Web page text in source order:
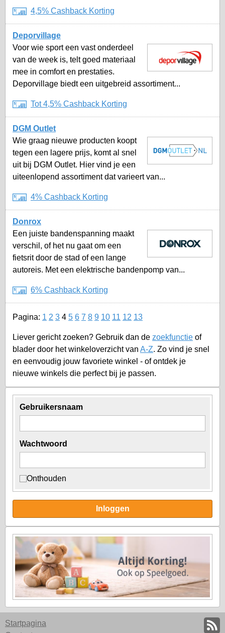
Gebruikersnaam
Wachtwoord
Onthouden
Inloggen
4,5% Cashback Korting
Deporvillage
Voor wie sport een vast onderdeel
van de week is, telt goed materiaal
mee in comfort en prestaties.
Deporvillage biedt een uitgebreid assortiment...
Tot 4,5% Cashback Korting
DGM Outlet
Wie graag nieuwe producten koopt
tegen een lagere prijs, komt al snel
uit bij DGM Outlet. Hier vind je een
uiteenlopend assortiment dat varieert van...
4% Cashback Korting
Donrox
Een juiste bandenspanning maakt
verschil, of het nu gaat om een
fietsrit door de stad of een lange
autoreis. Met een elektrische bandenpomp van...
6% Cashback Korting
Pagina: 1 2 3 4 5 6 7 8 9 10 11 12 13
Liever gericht zoeken? Gebruik dan de zoekfunctie of
blader door het winkeloverzicht van A-Z. Zo vind je snel
en eenvoudig jouw favoriete winkel - of ontdek je
nieuwe winkels die perfect bij je passen.
Startpagina